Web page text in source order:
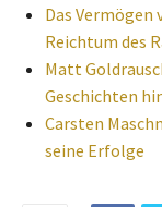
Das Vermögen
Reichtum des
Matt
Geschichten
Carsten
seine Erfolge